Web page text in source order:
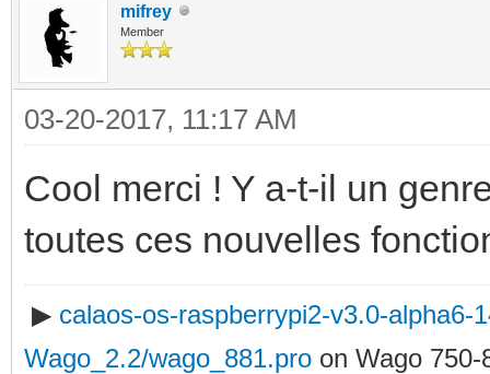
mifrey
Member
03-20-2017, 11:17 AM
Cool merci ! Y a-t-il un
toutes ces nouvelles
▶ calaos-os-raspberrypi2-v3.0-alpha6-
Wago_2.2/wago_881.pro on Wago 750-